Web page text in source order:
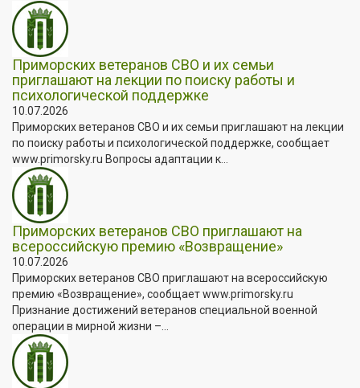
Приморских ветеранов СВО и их семьи
приглашают на лекции по поиску работы и
психологической поддержке
10.07.2026
Приморских ветеранов СВО и их семьи приглашают на лекции
по поиску работы и психологической поддержке, сообщает
www.primorsky.ru Вопросы адаптации к...
Приморских ветеранов СВО приглашают на
всероссийскую премию «Возвращение»
10.07.2026
Приморских ветеранов СВО приглашают на всероссийскую
премию «Возвращение», сообщает www.primorsky.ru
Признание достижений ветеранов специальной военной
операции в мирной жизни –...